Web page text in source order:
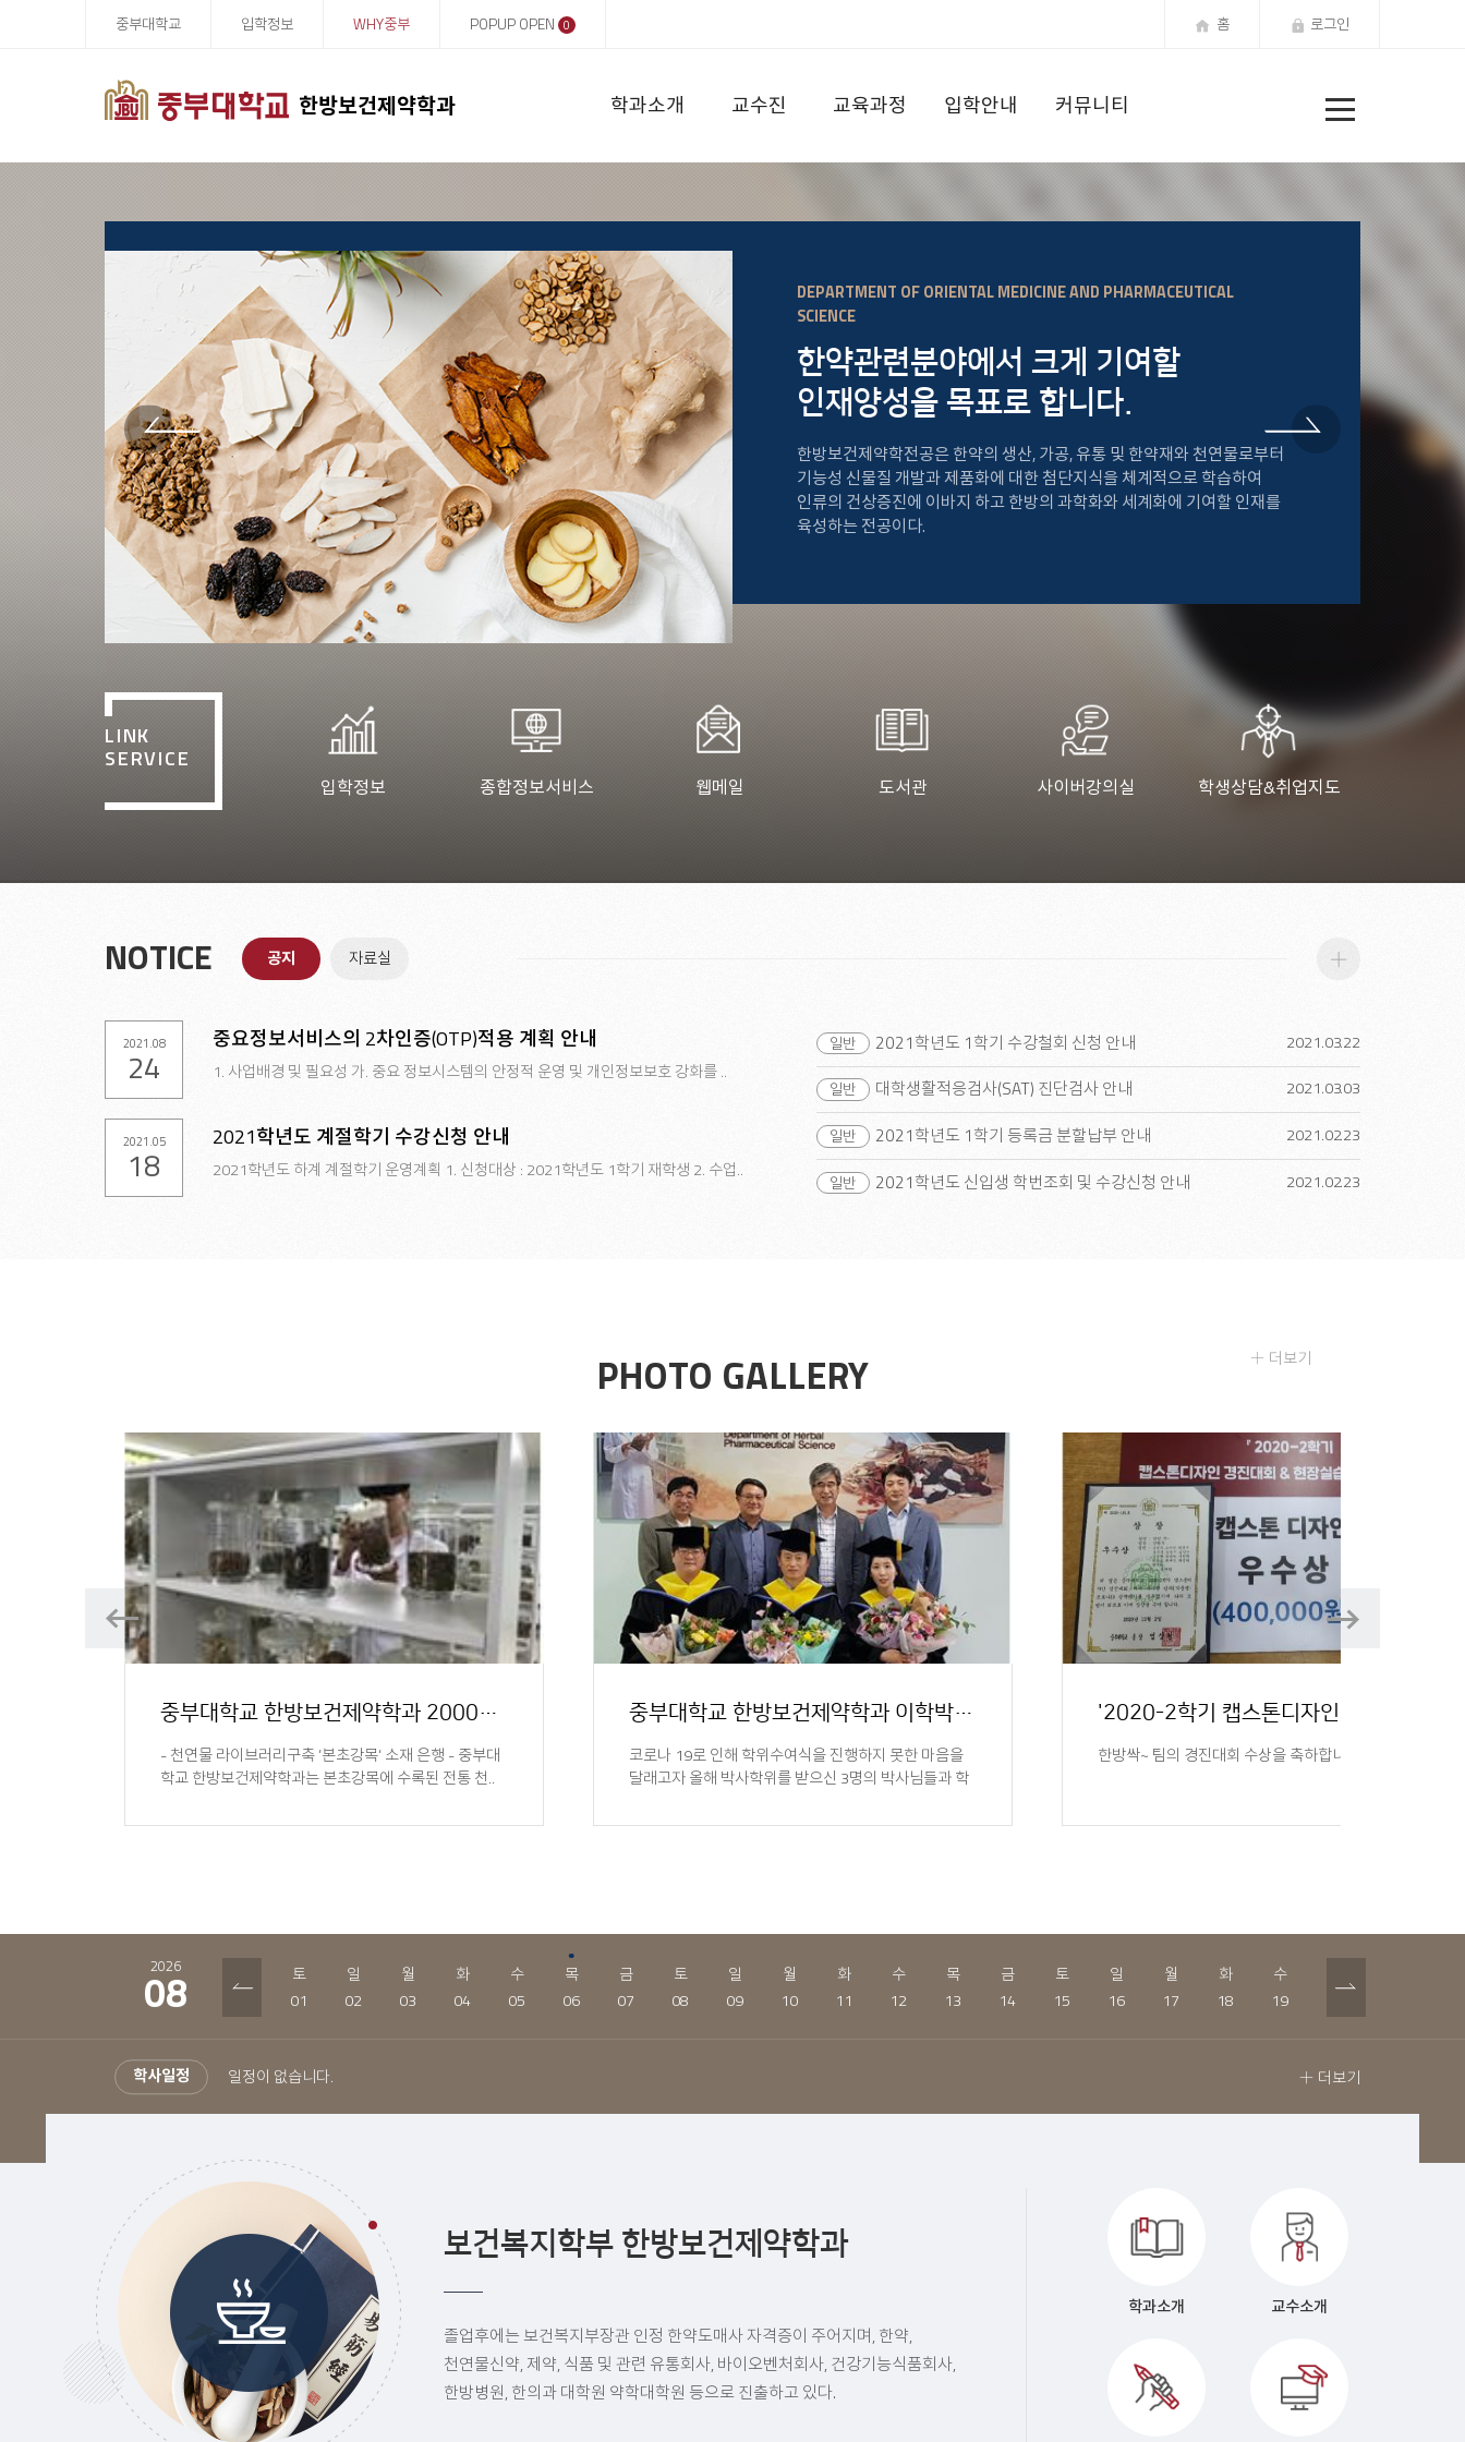
한방보건제약학과
뉴
중부대학교 입학정보 WHY중부 POPUP OPEN 0 홈 로그인
학과소개 교수진 교육과정 입학안내 커뮤니티
PREV NEXT
PREV NEXT
DEPARTMENT OF ORIENTAL MEDICINE AND PHARMACEUTICAL
SCIENCE
한약관련분야에서 크게 기여할
인재양성을 목표로 합니다.
한방보건제약학전공은 한약의 생산, 가공, 유통 및 한약재와 천연물로부터
기능성 신물질 개발과 제품화에 대한 첨단지식을 체계적으로 학습하여
인류의 건상증진에 이바지 하고 한방의 과학화와 세계화에 기여할 인재를
육성하는 전공이다.
LINK
SERVICE
입학정보 종합정보서비스 웹메일 도서관 사이버강의실 학생상담&취업지도
NOTICE 공지
2021.08
24
중요정보서비스의 2차인증(OTP)적용 계획 안내
1. 사업배경 및 필요성 가. 중요 정보시스템의 안정적 운영 및 개인정보보호 강화를 ..
2021.05
18
2021학년도 계절학기 수강신청 안내
2021학년도 하계 계절학기 운영계획 1. 신청대상 : 2021학년도 1학기 재학생 2. 수업..
2021.0322
2021학년도 1학기 수강철회 신청 안내
2021.0303
대학생활적응검사(SAT) 진단검사 안내
2021.0223
2021학년도 1학기 등록금 분할납부 안내
2021.0223
2021학년도 신입생 학번조회 및 수강신청 안내
보
기
자료실
PHOTO GALLERY
중부대학교 한방보건제약학과 2000여종 천연 라이브러..
- 천연물 라이브러리구축 ‘본초강목‘ 소재 은행 - 중부대
학교 한방보건제약학과는 본초강목에 수록된 전통 천..
중부대학교 한방보건제약학과 이학박사 4명 배출
코로나 19로 인해 학위수여식을 진행하지 못한 마음을
달래고자 올해 박사학위를 받으신 3명의 박사님들과 학
한방싹~ 팀의 경진대회 수상을 축하합니다!!
더보기
2026
08
토
01
일
02
월
03
화
04
수
05
목
06
금
07
토
08
일
09
월
10
화
11
수
12
목
13
금
14
토
15
일
16
월
17
화
18
수
19
학사일정 일정이 없습니다. 더보기
보건복지학부 한방보건제약학과
졸업후에는 보건복지부장관 인정 한약도매사 자격증이 주어지며, 한약,
천연물신약, 제약, 식품 및 관련 유통회사, 바이오벤처회사, 건강기능식품회사,
한방병원, 한의과 대학원 약학대학원 등으로 진출하고 있다.
학과소개 교수소개